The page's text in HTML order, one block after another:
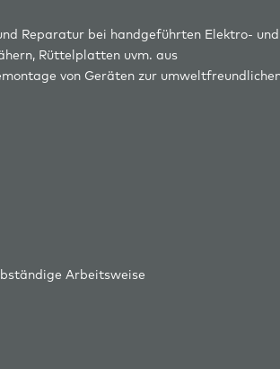
Reparatur bei handgeführten Elektro-
Rüttelplatten uvm. aus
von Geräten zur
Arbeitsweise